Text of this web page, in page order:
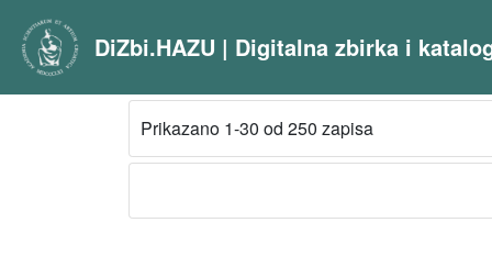
DiZbi.HAZU | Digitalna zbirka i
Prikazano 1-30 od 250 zapisa